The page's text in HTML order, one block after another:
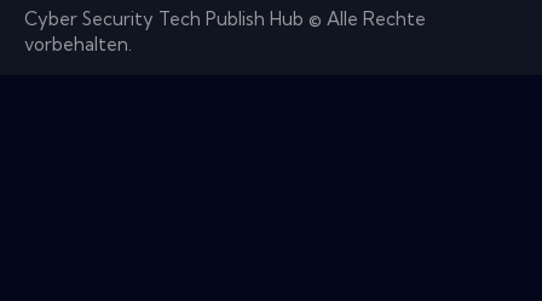
Cyber ​​Security Tech Publish Hub © Alle Rechte
vorbehalten.